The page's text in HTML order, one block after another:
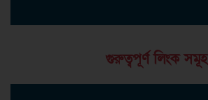
গুরুত্বপূর্ণ লিংক সমূহ